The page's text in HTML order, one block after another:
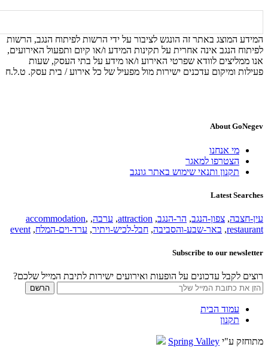
המידע המוצג באתר זה הונגש לציבור על ידי הרשות לפיתוח הנגב, הרשות
לפיתוח הנגב אינה אחרית על תקינות המידע ו/או קיום ותפעול האירועים,
אנו ממליצים לוודא שפרטי האירוע ו/או מידע על בתי העסק, שעות
פעילות ומיקום עדכנים ישירות מול מפעיל של כל אירוע / בית עסק. ט.ל.ח
About GoNegev
מי אנחנו
הצטרפו למאגר
תקנון ותנאי שימוש באתר גונגב
Latest Searches
עין-חצבה, צפון-הנגב, הר-הנגב,
attraction
, ערבה,
accommodation,
restaurant
, באר-שבע-והסביבה, חבל-לכיש-ויתיר, ערד-וים-המלח,
event
Subscribe to our newsletter
רוצים לקבל עדכונים על הופעות ואירועים ישירות לתיבת המייל שלכם?
עמוד הבית
תקנון
מתוחזק ע"י Spring Valley